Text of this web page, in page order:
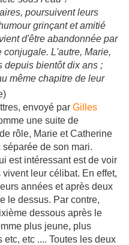
poursuivent leurs
grinçant et amitié
d'être abandonnée par
L'autre, Marie,
depuis bientôt dix ans ;
même chapitre de leur
envoyé par Gilles
une suite de
rôle, Marie et Catherine
de son mari.
est intéressant est de voir
leur célibat. En effet,
années et après deux
le dessus. Par contre,
dessous après le
plus jeune, plus
etc .... Toutes les deux